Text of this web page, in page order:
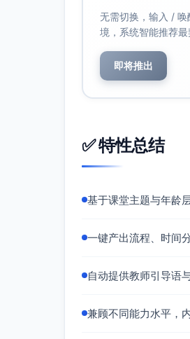
身体律动热身
教师口令：
重复2轮后
练习：
关注点：
玩法：
每组围
位置4
目标：在稳
无需切换，输入 /
境，系统智能推荐
即将推出
✅ 特性总结
基于课堂主题与年龄
一键产出流程、时间
自动提供教师引导语
兼顾不同能力水平，